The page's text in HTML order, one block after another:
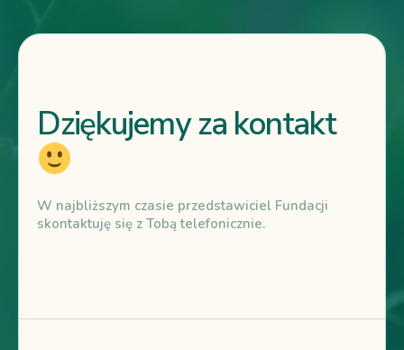
Dziękujemy za kontakt
W najbliższym czasie przedstawiciel Fundacji
skontaktuję się z Tobą telefonicznie.